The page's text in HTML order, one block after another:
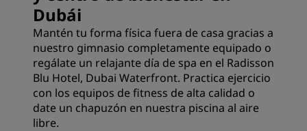
Dubái
Mantén tu forma física fuera de casa gracias a
nuestro gimnasio completamente equipado o
regálate un relajante día de spa en el Radisson
Blu Hotel, Dubai Waterfront. Practica ejercicio
con los equipos de fitness de alta calidad o
date un chapuzón en nuestra piscina al aire
libre.